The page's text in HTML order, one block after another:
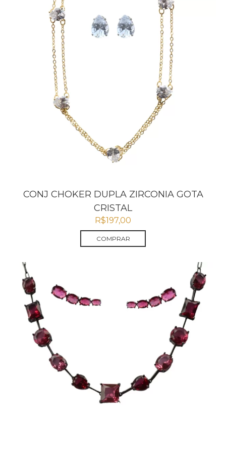
CONJ CHOKER DUPLA ZIRCONIA GOTA
CRISTAL
R$197,00
COMPRAR